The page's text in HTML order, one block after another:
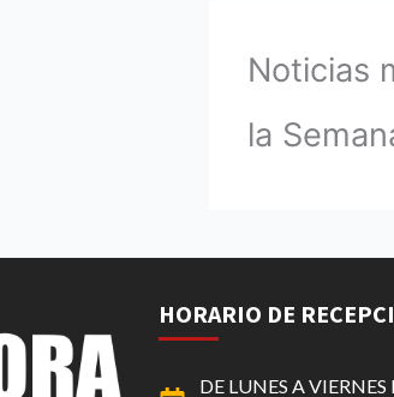
Noticias
la
HORARIO DE
DE LUNES A